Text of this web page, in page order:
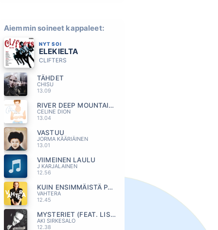
Aiemmin soineet kappaleet:
NYT SOI
ELEKIELTA
CLIFTERS
TÄHDET
CHISU
13.09
RIVER DEEP MOUNTAIN HIGH
CELINE DION
13.04
VASTUU
JORMA KÄÄRIÄINEN
13.01
VIIMEINEN LAULU
J KARJALAINEN
12.56
KUIN ENSIMMÄISTÄ PÄIVÄÄ
VAHTERA
12.45
MYSTERIET (FEAT. LISA NILSSON)
AKI SIRKESALO
12.38